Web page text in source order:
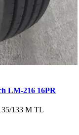
LM-216 16PR
133 M TL